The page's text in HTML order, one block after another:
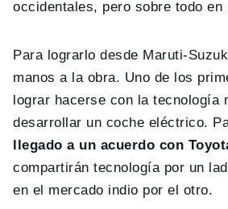
occidentales, pero sobre todo en
Para lograrlo desde Maruti-
manos a la obra. Uno de los
lograr hacerse con la tecnología
desarrollar un coche eléctrico.
llegado a un acuerdo con
compartirán tecnología por un
en el mercado indio por el otro.